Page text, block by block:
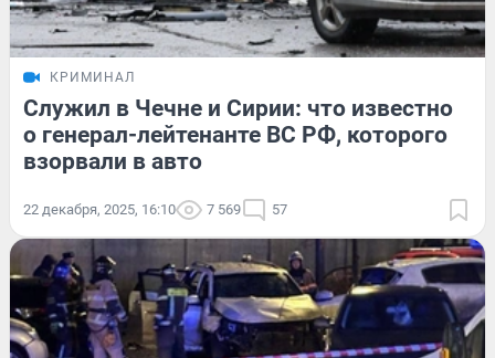
КРИМИНАЛ
Служил в Чечне и Сирии: что известно
о генерал-лейтенанте ВС РФ, которого
взорвали в авто
22 декабря, 2025, 16:10 7 569 57